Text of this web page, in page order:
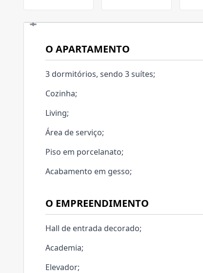
O APARTAMENTO
3 dormitórios, sendo 3 suítes;
Cozinha;
Living;
Área de serviço;
Piso em porcelanato;
Acabamento em gesso;
O EMPREENDIMENTO
Hall de entrada decorado;
Academia;
Elevador;